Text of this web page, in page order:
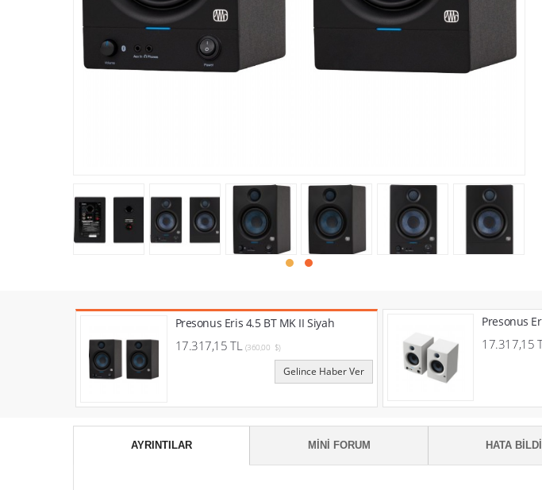
Presonus Eris 4.5 BT MK II Siyah
17.317,15 TL (360,00 $)
Gelince Haber Ver
Presonus
17.317,15
AYRINTILAR MINI FORUM HATA